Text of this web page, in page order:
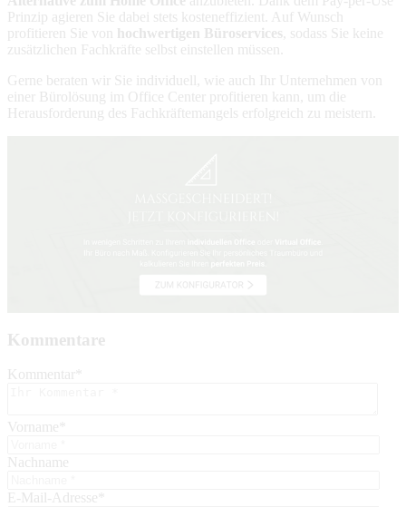
Prinzip agieren Sie dabei stets kosteneffizient. Auf Wunsch
profitieren Sie von hochwertigen Büroservices, sodass Sie keine
zusätzlichen Fachkräfte selbst einstellen müssen.
Gerne beraten wir Sie individuell, wie auch Ihr Unternehmen von
einer Bürolösung im Office Center profitieren kann, um die
Herausforderung des Fachkräftemangels erfolgreich zu meistern.
Kommentare
Kommentar
Vorname
Nachname
E-Mail-Adresse